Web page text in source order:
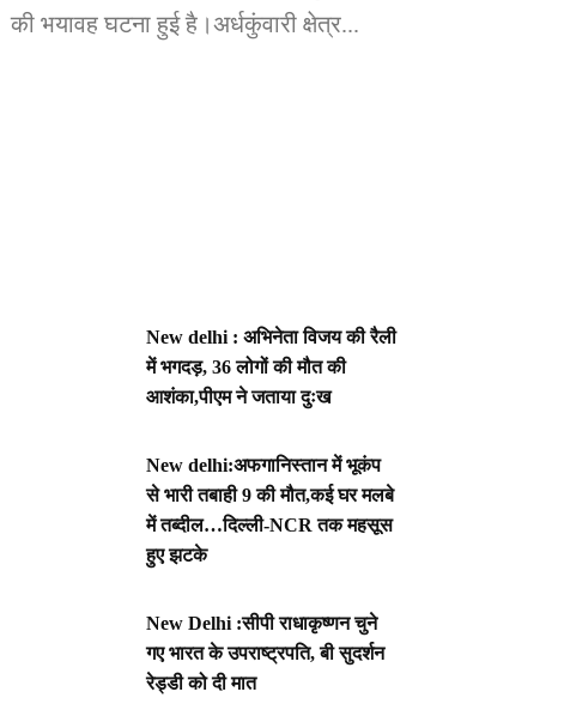
की भयावह घटना हुई है।अर्धकुंवारी क्षेत्र...
New delhi : अभिनेता विजय की रैली
में भगदड़, 36 लोगों की मौत की
आशंका,पीएम ने जताया दुःख
New delhi:अफगानिस्तान में भूकंप
से भारी तबाही 9 की मौत,कई घर मलबे
में तब्दील…दिल्ली-NCR तक महसूस
हुए झटके
New Delhi :सीपी राधाकृष्णन चुने
गए भारत के उपराष्ट्रपति, बी सुदर्शन
रेड्डी को दी मात